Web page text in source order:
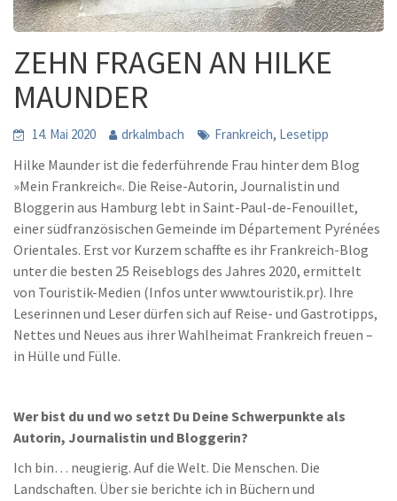
ZEHN FRAGEN AN HILKE
MAUNDER
14. Mai 2020 drkalmbach Frankreich, Lesetipp
Hilke Maunder ist die federführende Frau hinter dem Blog
»Mein Frankreich«. Die Reise-Autorin, Journalistin und
Bloggerin aus Hamburg lebt in Saint-Paul-de-Fenouillet,
einer südfranzösischen Gemeinde im Département Pyrénées
Orientales. Erst vor Kurzem schaffte es ihr Frankreich-Blog
unter die besten 25 Reiseblogs des Jahres 2020, ermittelt
von Touristik-Medien (Infos unter www.touristik.pr). Ihre
Leserinnen und Leser dürfen sich auf Reise- und Gastrotipps,
Nettes und Neues aus ihrer Wahlheimat Frankreich freuen –
in Hülle und Fülle.
Wer bist du und wo setzt Du Deine Schwerpunkte als
Autorin, Journalistin und Bloggerin?
Ich bin… neugierig. Auf die Welt. Die Menschen. Die
Landschaften. Über sie berichte ich in Büchern und